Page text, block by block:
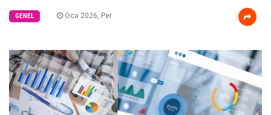
GENEL Oca 2026, Per